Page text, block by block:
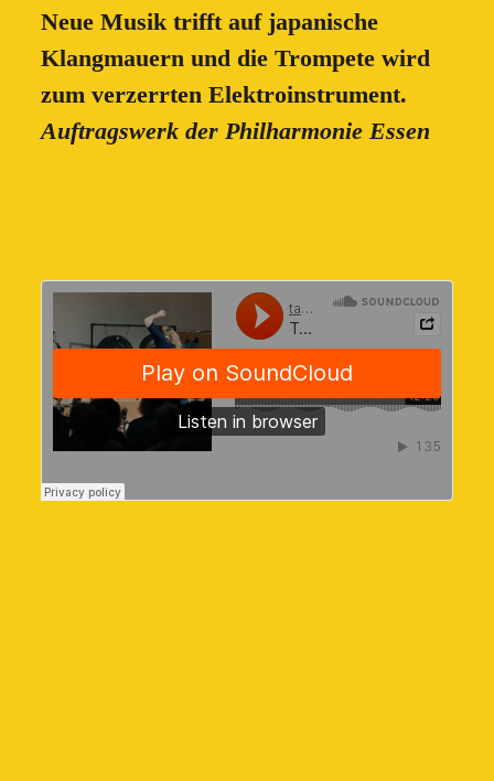
Neue Musik trifft auf japanische
Klangmauern und die Trompete wird
zum verzerrten Elektroinstrument.
Auftragswerk der Philharmonie Essen